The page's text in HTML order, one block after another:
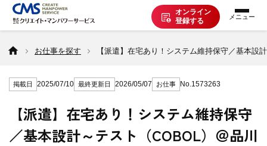
オンライン
登録する
お仕事を探す
派遣で働く
登録の流れ
お仕事を探す 【派遣】在宅あり！システム維持保守／基本設
掲載日 2025/07/10 最終更新日 2026/05/07 お仕事 No.1573263
【派遣】在宅あり！システム維持保守
／基本設計～テスト（COBOL）＠品川